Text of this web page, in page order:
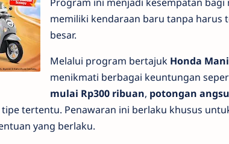
memiliki kendaraan baru tanpa harus
besar.
Melalui program bertajuk Honda
menikmati berbagai keuntungan
mulai Rp300 ribuan, potongan
tertentu. Penawaran ini berlaku khusus
yang berlaku.